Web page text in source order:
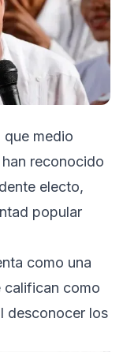
que medio
reconocido
electo,
popular
como una
califican como
desconocer los